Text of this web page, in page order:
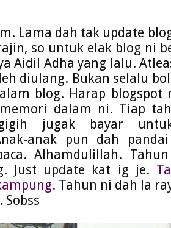
Lama dah tak update
so untuk elak blog ni
Aidil Adha yang lalu.
diulang. Bukan selalu
blog. Harap
memori dalam ni. Tiap
jugak bayar
anak pun dah
Alhamdulillah.
Just update kat ig je.
Tahun ni dah la